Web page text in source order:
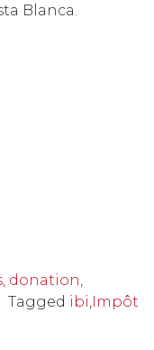
Blanca.
donation,
Tagged ibi Impôt